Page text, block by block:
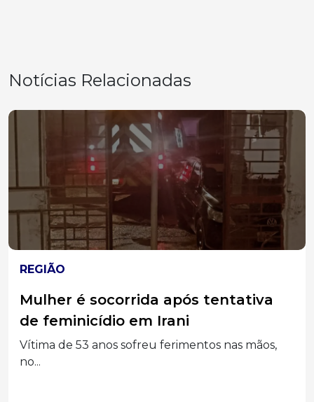
Notícias Relacionadas
REGIÃO
Mulher é socorrida após tentativa
de feminicídio em Irani
Vítima de 53 anos sofreu ferimentos nas mãos,
no...